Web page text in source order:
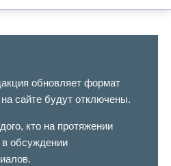
обновляет формат
сайте будут отключены.
кто на протяжении
в обсуждении